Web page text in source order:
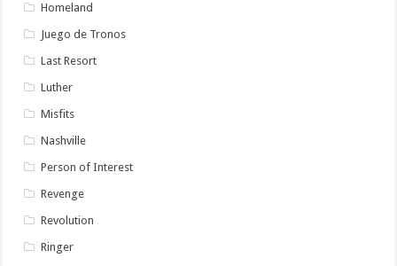
Homeland
Juego de Tronos
Last Resort
Luther
Misfits
Nashville
Person of Interest
Revenge
Revolution
Ringer